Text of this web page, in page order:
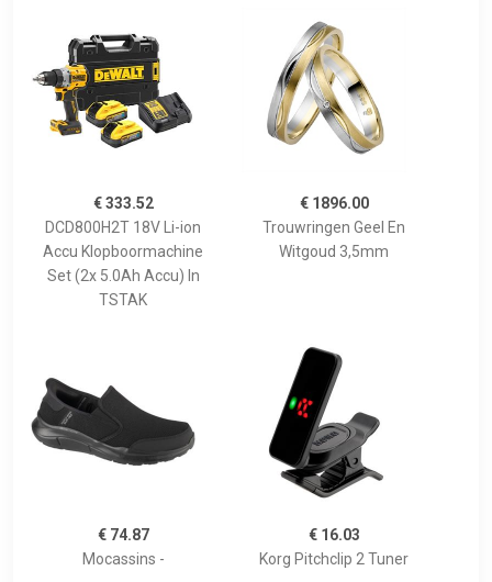
€ 333.52
DCD800H2T 18V Li-ion
Accu Klopboormachine
Set (2x 5.0Ah Accu) In
TSTAK
€ 1896.00
Trouwringen Geel En
Witgoud 3,5mm
€ 74.87
Mocassins -
€ 16.03
Korg Pitchclip 2 Tuner